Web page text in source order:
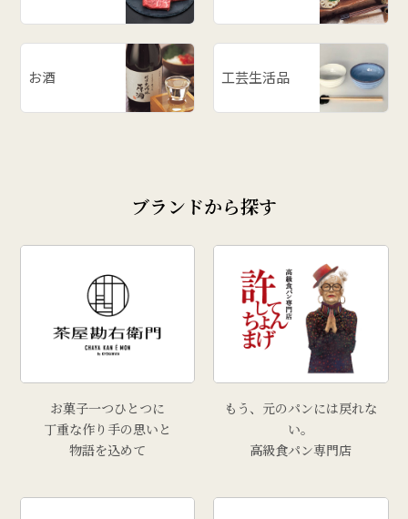
お酒 工芸生活品
ブランドから探す
お菓子一つひとつに
丁重な作り手の思いと
物語を込めて
もう、元のパンには戻れな
い。
高級食パン専門店